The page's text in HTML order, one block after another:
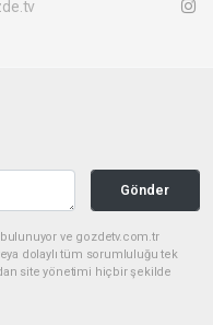
Gönder
ve gozdetv.com.tr
dolaylı tüm sorumluluğu tek
site yönetimi hiçbir şekilde